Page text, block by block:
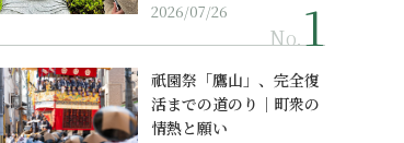
2026/07/26
No.
祇園祭「鷹山」、完全復
活までの道のり｜町衆の
情熱と願い